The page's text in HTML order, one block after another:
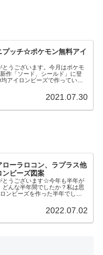
プッチ☆ポケモン無料アイ
とうございます。今月はポケモ
作「ソード、シールド」に登
アイロンビーズで作っていま
2021.07.30
ーラロコン、ラプラス他
ビーズ図案
とうございます☆今年も半年が
んな半年間でしたか？私は思
ンビーズを作った半年でし
2022.07.02